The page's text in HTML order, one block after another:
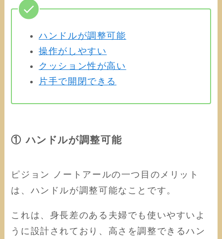
ハンドルが調整可能
操作がしやすい
クッション性が高い
片手で開閉できる
① ハンドルが調整可能
ピジョン ノートアールの一つ目のメリット
は、ハンドルが調整可能なことです。
これは、身長差のある夫婦でも使いやすいよ
うに設計されており、高さを調整できるハン